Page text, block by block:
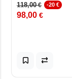
118,00€ -20 €
98,00 €